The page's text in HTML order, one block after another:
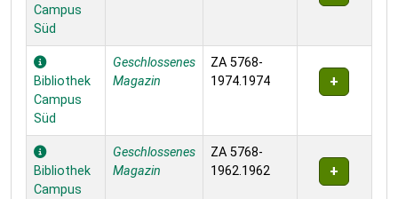
Campus
Süd
Bibliothek
Campus
Süd
Geschlossenes
Magazin
ZA 5768-
1974.1974
Bibliothek
Campus
Geschlossenes
Magazin
ZA 5768-
1962.1962